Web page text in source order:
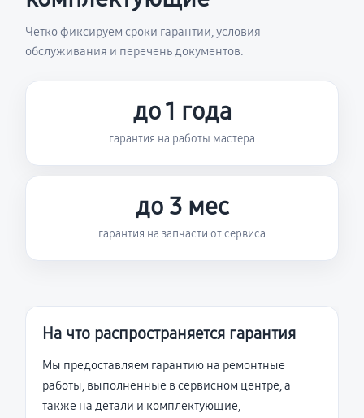
Четко фиксируем сроки гарантии, условия
обслуживания и перечень документов.
до 1 года
гарантия на работы мастера
до 3 мес
гарантия на запчасти от сервиса
На что распространяется гарантия
Мы предоставляем гарантию на ремонтные
работы, выполненные в сервисном центре, а
также на детали и комплектующие,